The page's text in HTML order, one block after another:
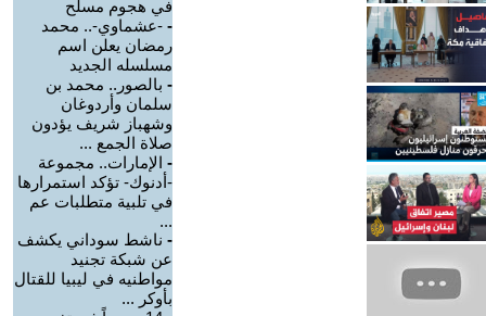
في هجوم مسلح
- -عشماوي-.. محمد
رمضان يعلن اسم
مسلسله الجديد
- بالصور.. محمد بن
سلمان وأردوغان
وشهباز شريف يؤدون
صلاة الجمع ...
- الإمارات.. مجموعة
-أدنوك- تؤكد استمرارها
في تلبية متطلبات عم
...
- ناشط سوداني يكشف
عن شبكة تجنيد
مواطنيه في ليبيا للقتال
بأوكر ...